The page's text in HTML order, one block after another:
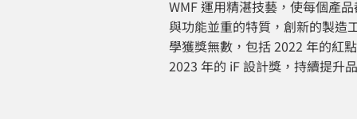
WMF 運用精湛技藝，使每個產
與功能並重的特質，創新的製造
學獲獎無數，包括 2022 年的紅
2023 年的 iF 設計獎，持續提升